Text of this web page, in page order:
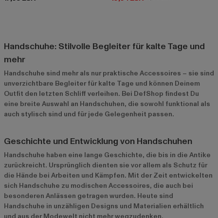
Handschuhe: Stilvolle Begleiter für kalte Tage und
mehr
Handschuhe sind mehr als nur praktische Accessoires – sie sind
unverzichtbare Begleiter für kalte Tage und können Deinem
Outfit den letzten Schliff verleihen. Bei DefShop findest Du
eine breite Auswahl an Handschuhen, die sowohl funktional als
auch stylisch sind und für jede Gelegenheit passen.
Geschichte und Entwicklung von Handschuhen
Handschuhe haben eine lange Geschichte, die bis in die Antike
zurückreicht. Ursprünglich dienten sie vor allem als Schutz für
die Hände bei Arbeiten und Kämpfen. Mit der Zeit entwickelten
sich Handschuhe zu modischen Accessoires, die auch bei
besonderen Anlässen getragen wurden. Heute sind
Handschuhe in unzähligen Designs und Materialien erhältlich